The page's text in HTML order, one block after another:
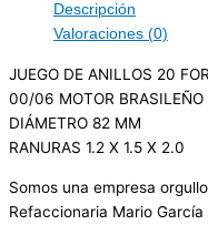
Descripción
Valoraciones (0)
JUEGO DE ANILLOS 20
00/06 MOTOR BRASILEÑO
DIÁMETRO 82 MM
RANURAS 1.2 X 1.5 X 2.0
Somos una empresa
Refaccionaria Mario